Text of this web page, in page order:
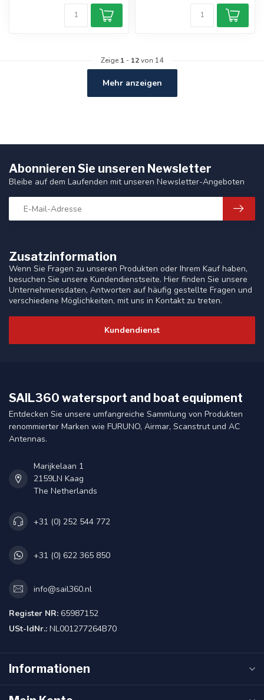
Zeige 1 - 12von 14
Mehr anzeigen
Zusatzinformation
Wenn Sie Fragen zu unseren Produkten oder Ihrem Kauf haben,
besuchen Sie unsere Kundendienstseite. Hier finden Sie unsere
Unternehmensdaten, Antworten auf häufig gestellte Fragen und
verschiedene Möglichkeiten, mit uns in Kontakt zu treten.
Kundendienst
Abonnieren Sie unseren Newsletter
Bleibe auf dem Laufenden mit unseren Newsletter-Angeboten
SAIL360 watersport and boat equipment
Entdecken Sie unsere umfangreiche Sammlung von Produkten
renommierter Marken wie FURUNO, Airmar, Scanstrut und AC
Antennas.
Marijkelaan 1
2159LN Kaag
The Netherlands
+31 (0) 252 544 772
+31 (0) 622 365 850
info@sail360.nl
Register NR: 65987152
USt-IdNr.: NL001277264B70
Informationen